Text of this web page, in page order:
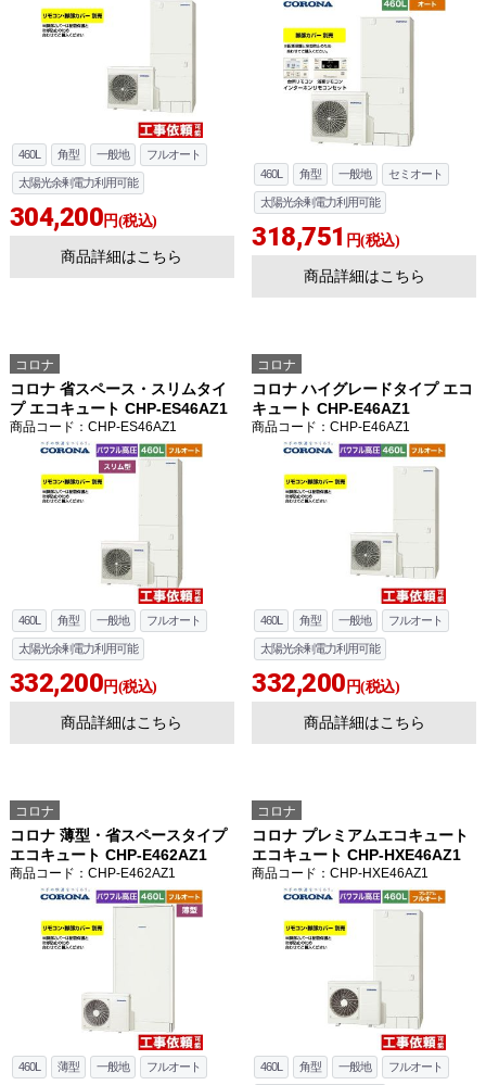
460L 角型 一般地 フルオート
太陽光余剰電力利用可能
304,200円(税込)
商品詳細はこちら
460L 角型 一般地 セミオート
太陽光余剰電力利用可能
318,751 円(税込)
商品詳細はこちら
コロナ
コロナ 省スペース・スリムタイ
プ エコキュート CHP-ES46AZ1
商品コード ：CHP-ES46AZ1
460L 角型 一般地 フルオート
太陽光余剰電力利用可能
332,200円(税込)
商品詳細はこちら
コロナ
コロナ ハイグレードタイプ エコ
キュート CHP-E46AZ1
商品コード ：CHP-E46AZ1
460L 角型 一般地 フルオート
太陽光余剰電力利用可能
332,200 円(税込)
商品詳細はこちら
コロナ
コロナ 薄型・省スペースタイプ
エコキュート CHP-E462AZ1
商品コード ：CHP-E462AZ1
460L 薄型 一般地 フルオート
コロナ
コロナ プレミアムエコキュート
エコキュート CHP-HXE46AZ1
商品コード ：CHP-HXE46AZ1
460L 角型 一般地 フルオート
お買い物を続ける カートへ進む